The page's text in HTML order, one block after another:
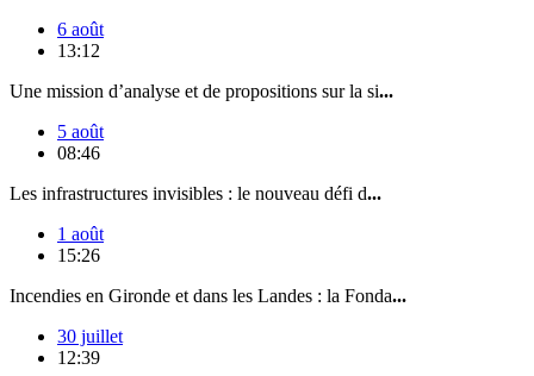
6 août
13:12
Une mission d’analyse et de propositions sur la si...
5 août
08:46
Les infrastructures invisibles : le nouveau défi d...
1 août
15:26
Incendies en Gironde et dans les Landes : la Fonda...
30 juillet
12:39